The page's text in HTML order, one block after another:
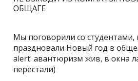
ОБЩАГЕ
Мы поговорили со студентами,
праздновали Новый год в
alert: авантюризм жив, в окна
перестали)